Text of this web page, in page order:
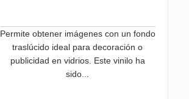
Permite obtener imágenes con un fondo
traslúcido ideal para decoración o
publicidad en vidrios. Este vinilo ha
sido...